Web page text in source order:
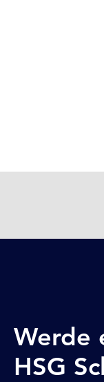
Werde
HSG